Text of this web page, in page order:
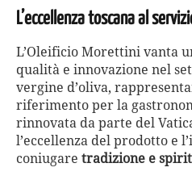
L’eccellenza toscana al
L’Oleificio Morettini vanta
qualità e innovazione nel
vergine d’oliva,
riferimento per la
rinnovata da parte del
l’eccellenza del prodotto e
coniugare tradizione e